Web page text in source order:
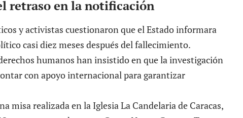
retraso en la notificación
y activistas cuestionaron que el Estado informara
casi diez meses después del fallecimiento.
humanos han insistido en que la investigación
con apoyo internacional para garantizar
misa realizada en la Iglesia La Candelaria de Caracas,